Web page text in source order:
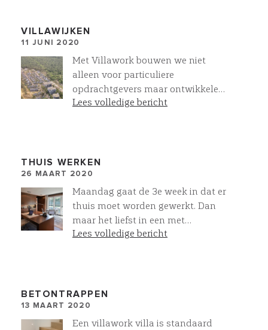
u alle kennis en inspiratie onder
een dak
VILLAWIJKEN
11 JUNI 2020
Met Villawork bouwen we niet
alleen voor particuliere
opdrachtgevers maar ontwikkelen
we ook complete villawijken. Hier in
is Op Maat gemaakt. Meer
mogelijkk met Projectmatig
Particulier Opdrachtgeverschap.
Lees volledige bericht
THUIS WERKEN
26 MAART 2020
Maandag gaat de 3e week in dat er
thuis moet worden gewerkt. Dan
maar het liefst in een met
meubelmaatwerk ingerichte
Lees volledige bericht
BETONTRAPPEN
13 MAART 2020
Een villawork villa is standaard